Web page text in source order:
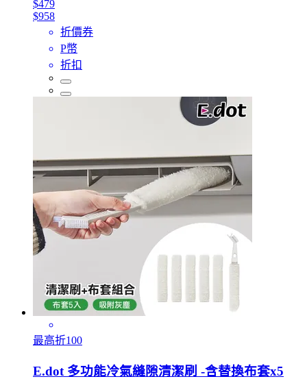
$479
$958
折價券
P幣
折扣
最高折100
E.dot 多功能冷氣縫隙清潔刷 -含替換布套x5